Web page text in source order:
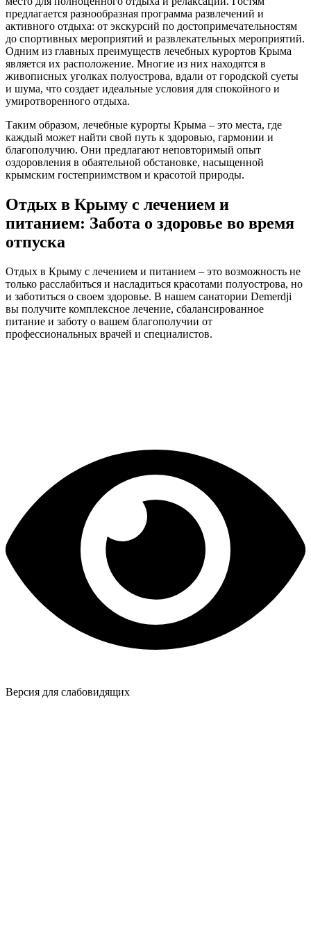
предлагается разнообразная программа развлечений и
активного отдыха: от экскурсий по достопримечательностям
до спортивных мероприятий и развлекательных мероприятий.
Одним из главных преимуществ лечебных курортов Крыма
является их расположение. Многие из них находятся в
живописных уголках полуострова, вдали от городской суеты
и шума, что создает идеальные условия для спокойного и
умиротворенного отдыха.
Таким образом, лечебные курорты Крыма – это места, где
каждый может найти свой путь к здоровью, гармонии и
благополучию. Они предлагают неповторимый опыт
оздоровления в обаятельной обстановке, насыщенной
крымским гостеприимством и красотой природы.
Отдых в Крыму с лечением и
питанием: Забота о здоровье во время
отпуска
Отдых в Крыму с лечением и питанием – это возможность не
только расслабиться и насладиться красотами полуострова, но
и заботиться о своем здоровье. В нашем санатории Demerdji
вы получите комплексное лечение, сбалансированное
питание и заботу о вашем благополучии от
профессиональных врачей и специалистов.
Версия для слабовидящих